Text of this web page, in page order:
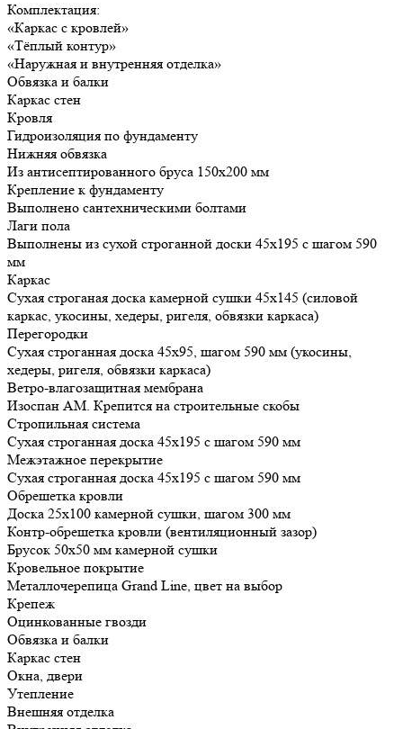
Комплектация:
«Каркас с кровлей»
«Тёплый контур»
«Наружная и внутренняя отделка»
Обвязка и балки
Каркас стен
Кровля
Гидроизоляция по фундаменту
Нижняя обвязка
Из антисептированного бруса 150х200 мм
Крепление к фундаменту
Выполнено сантехническими болтами
Лаги пола
Выполнены из сухой строганной доски 45х195 с шагом 590
мм
Каркас
Сухая строганая доска камерной сушки 45х145 (силовой
каркас, укосины, хедеры, ригеля, обвязки каркаса)
Перегородки
Сухая строганная доска 45х95, шагом 590 мм (укосины,
хедеры, ригеля, обвязки каркаса)
Ветро-влагозащитная мембрана
Изоспан АМ. Крепится на строительные скобы
Стропильная система
Сухая строганная доска 45х195 с шагом 590 мм
Межэтажное перекрытие
Сухая строганная доска 45х195 с шагом 590 мм
Обрешетка кровли
Доска 25х100 камерной сушки, шагом 300 мм
Контр-обрешетка кровли (вентиляционный зазор)
Брусок 50х50 мм камерной сушки
Кровельное покрытие
Металлочерепица Grand Line, цвет на выбор
Крепеж
Оцинкованные гвозди
Обвязка и балки
Каркас стен
Окна, двери
Утепление
Внешняя отделка